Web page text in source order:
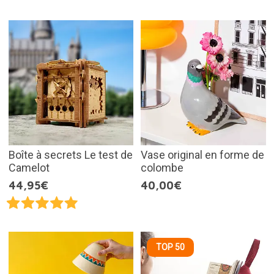
Boîte à secrets Le test de
Camelot
44,95€
Vase original en forme de
colombe
40,00€
TOP 50